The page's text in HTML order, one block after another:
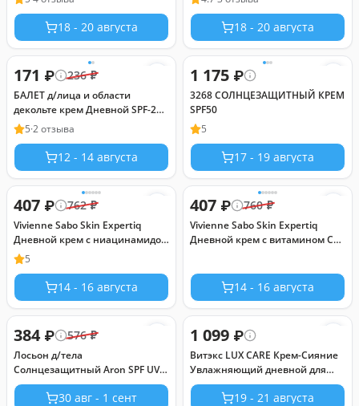
18 - 20 августа 18 - 20 августа
171 ₽ 236₽
БАЛЕТ д/лица и области
декольте крем Дневной SPF-20
40мл
5·2 отзыва
12 - 14 августа
1 175 ₽
3268 СОЛНЦЕЗАЩИТНЫЙ КРЕМ
SPF50
5
17 - 19 августа
407 ₽ 762₽
Vivienne Sabo Skin Expertiq
Дневной крем с ниацинамидом
SPF-15 Daily Balance 50 мл
5
14 - 16 августа
407 ₽ 760₽
Vivienne Sabo Skin Expertiq
Дневной крем c витамином С
14 - 16 августа
384₽ 576₽
Лосьон д/тела
Солнцезащитный Аron SPF UV
30 250 мл
30 авг - 1 сент
1 099 ₽
Витэкс LUX CARE Крем-Сияние
Увлажняющий дневной для
лица SPF 20, 45 мл
19 - 21 августа